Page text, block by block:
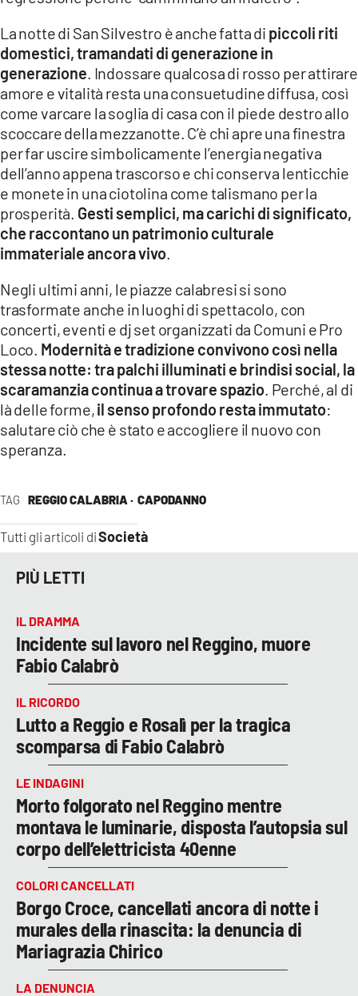
TAG REGGIO CALABRIA · CAPODANNO
Tutti gli articoli diSocietà
La notte di San Silvestro è anche fatta di piccoli riti
domestici, tramandati di generazione in
generazione . Indossare qualcosa di rosso per attirare
amore e vitalità resta una consuetudine diffusa, così
come varcare la soglia di casa con il piede destro allo
scoccare della mezzanotte. C’è chi apre una finestra
per far uscire simbolicamente l’energia negativa
dell’anno appena trascorso e chi conserva lenticchie
e monete in una ciotolina come talismano per la
prosperità. Gesti semplici, ma carichi di significato,
che raccontano un patrimonio culturale
immateriale ancora vivo
Negli ultimi anni, le piazze calabresi si sono
trasformate anche in luoghi di spettacolo, con
concerti, eventi e dj set organizzati da Comuni e Pro
Loco. Modernità e tradizione convivono così nella
stessa notte: tra palchi illuminati e brindisi social, la
scaramanzia continua a trovare spazio . Perché, al di
là delle forme,il senso profondo resta immutato:
salutare ciò che è stato e accogliere il nuovo con
speranza.
PIÙ LETTI
IL DRAMMA
Incidente sul lavoro nel Reggino, muore
Fabio Calabrò
IL RICORDO
Lutto a Reggio e Rosalì per la tragica
scomparsa di Fabio Calabrò
LE INDAGINI
Morto folgorato nel Reggino mentre
montava le luminarie, disposta l’autopsia sul
corpo dell’elettricista 40enne
COLORI CANCELLATI
Borgo Croce, cancellati ancora di notte i
murales della rinascita: la denuncia di
Mariagrazia Chirico
LA DENUNCIA